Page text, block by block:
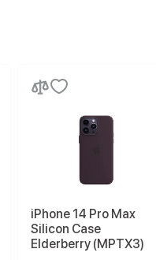
iPhone 14 Pro Max
Silicon Case
Elderberry (MPTX3)